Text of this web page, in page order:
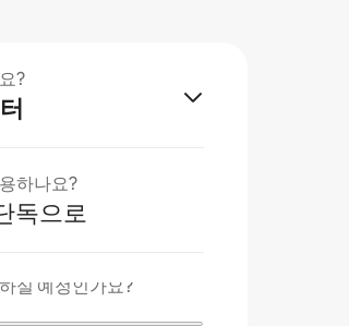
?
하나요?
독으로
실 예정인가요?